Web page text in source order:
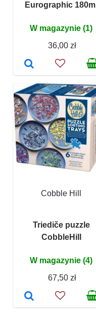
Eurographic 180ml
W magazynie (1)
36,00 zł
Cobble Hill
Triediče puzzle
CobbleHill
W magazynie (4)
67,50 zł